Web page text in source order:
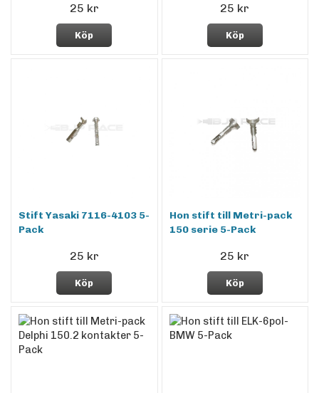
25 kr
Köp
25 kr
Köp
Stift Yasaki 7116-4103 5-
Pack
25 kr
Köp
Hon stift till Metri-pack
150 serie 5-Pack
25 kr
Köp